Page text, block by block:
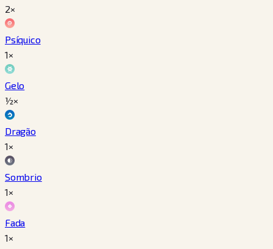
2×
Psíquico
1×
Gelo
½×
Dragão
1×
Sombrio
1×
Fada
1×